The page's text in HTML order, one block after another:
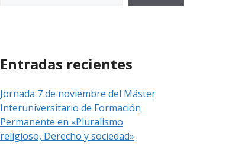
Entradas recientes
Jornada 7 de noviembre del Máster
Interuniversitario de Formación
Permanente en «Pluralismo
religioso, Derecho y sociedad»